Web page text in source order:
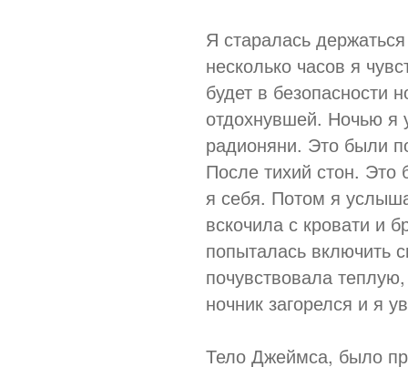
Я старалась
несколько часов я
будет в безопасности
отдохнувшей. Ночью
радионяни. Это были
После тихий стон.
я себя. Потом я
вскочила с кровати и
попыталась включить
почувствовала
ночник загорелся и я
Тело Джеймса, было